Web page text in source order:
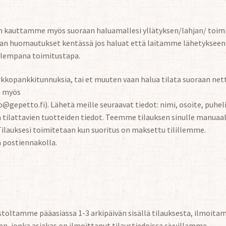
myös suoraan haluamallesi yllätyksen/lahjan/
huomautukset kentässä jos haluat että laitamme
toimitustapa.
tai et muuten vaan halua tilata suoraan
Lähetä meille seuraavat tiedot: nimi, osoite,
tilattavien tuotteiden tiedot. Teemme tilauksen sinulle
toimitetaan kun suoritus on maksettu tilillemme.
postiennakolla.
pääasiassa 1-3 arkipäivän sisällä tilauksesta,